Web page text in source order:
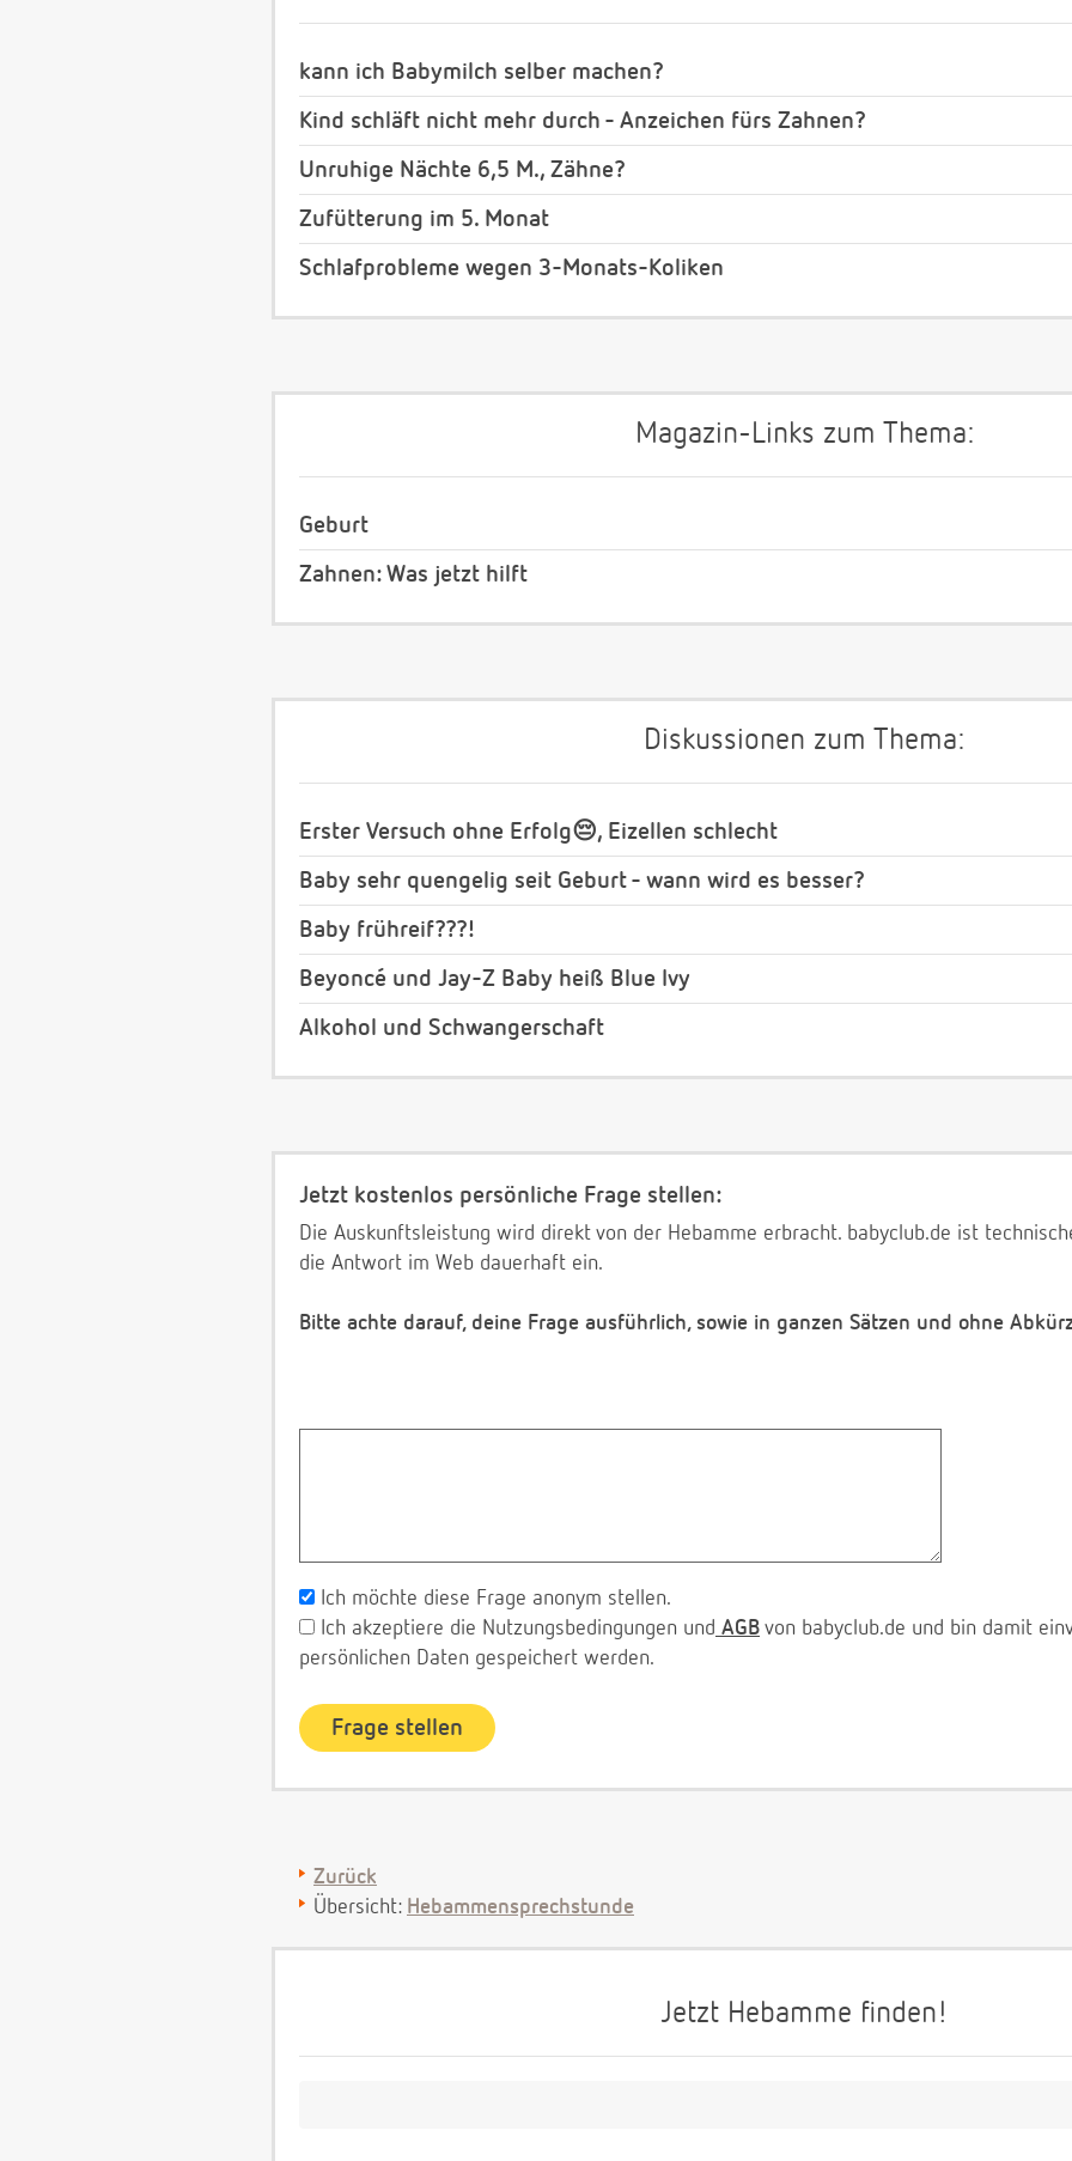
kann ich Babymilch selber machen?
Kind schläft nicht mehr durch - Anzeichen fürs Zahnen?
Unruhige Nächte 6,5 M., Zähne?
Zufütterung im 5. Monat
Schlafprobleme wegen 3-Monats-Koliken
Magazin-Links zum Thema:
Geburt
Zahnen: Was jetzt hilft
Diskussionen zum Thema:
Erster Versuch ohne Erfolg😔, Eizellen schlecht
Baby sehr quengelig seit Geburt - wann wird es besser?
Baby frühreif???!
Beyoncé und Jay-Z Baby heiß Blue Ivy
Alkohol und Schwangerschaft
Jetzt kostenlos persönliche Frage stellen:
Die Auskunftsleistung wird direkt von der Hebamme erbracht. babyclub.de ist
die Antwort im Web dauerhaft ein.
Bitte achte darauf, deine Frage ausführlich, sowie in ganzen Sätzen und ohne
Ich möchte diese Frage anonym stellen.
Ich akzeptiere die Nutzungsbedingungen und AGB von babyclub.de und bin damit
persönlichen Daten gespeichert werden.
Zurück
Übersicht: Hebammensprechstunde
Jetzt Hebamme finden!